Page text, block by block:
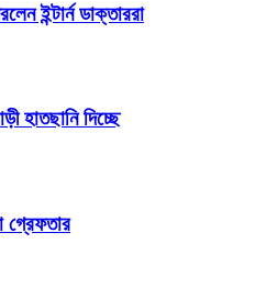
ইন্টার্ন ডাক্তাররা
হাতছানি দিচ্ছে
গ্রেফতার